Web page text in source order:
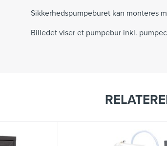
Sikkerhedspumpeburet kan monteres
Billedet viser et pumpebur inkl.